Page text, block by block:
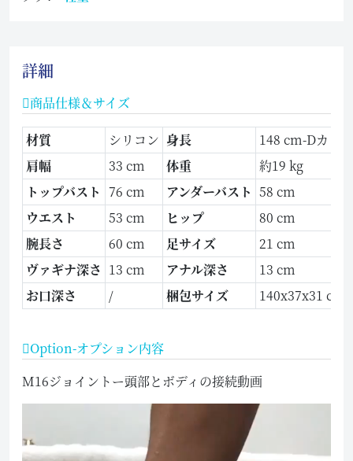
詳細
商品仕様＆サイズ
材質 シリコン 身長
148 cm-Dカップ
肩幅
33 cm 体重
約19 kg
トップバスト 76 cm アンダーバスト 58 cm
ウエスト
53 cm ヒップ
80 cm
腕長さ
60 cm 足サイズ
21 cm
ヴァギナ深さ 13 cm アナル深さ
13 cm
お口深さ
/ 梱包サイズ 140x37x31 cm
Option-オプション内容
M16ジョイントー頭部とボディの接続動画